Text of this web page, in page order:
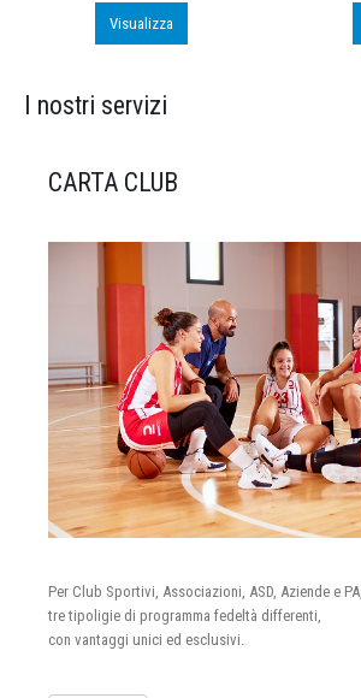
Visualizza
I nostri servizi
CARTA CLUB
Per Club Sportivi, Associazioni, ASD, Aziende e PA,
tre tipoligie di programma fedeltà differenti,
con vantaggi unici ed esclusivi.